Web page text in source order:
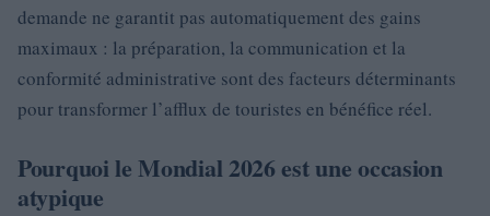
demande ne garantit pas automatiquement des gains
maximaux : la préparation, la communication et la
conformité administrative sont des facteurs déterminants
pour transformer l’afflux de touristes en bénéfice réel.
Pourquoi le Mondial 2026 est une occasion
atypique